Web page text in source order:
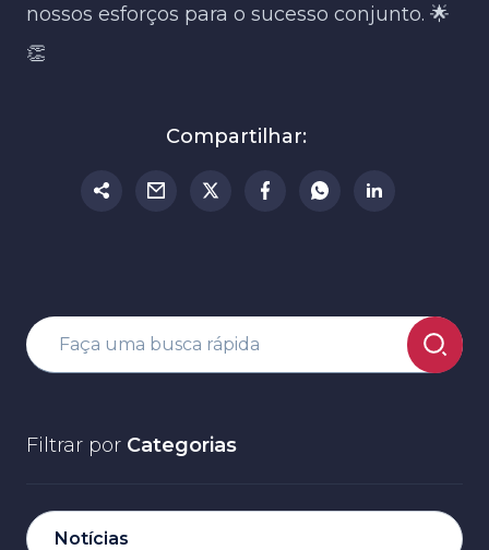
nossos esforços para o sucesso conjunto. 🌟
👏
Compartilhar:
Filtrar por Categorias
Notícias